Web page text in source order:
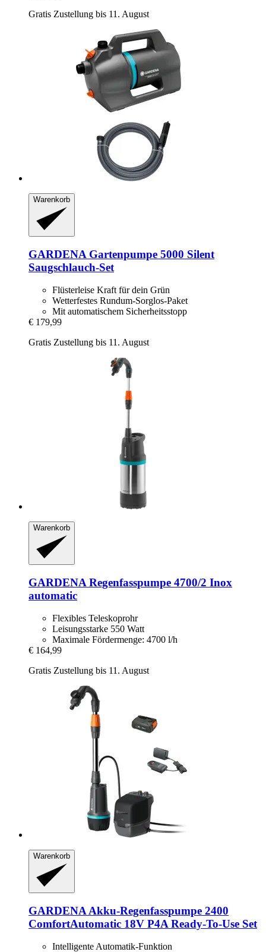
Gratis Zustellung bis 11. August
Warenkorb
GARDENA Gartenpumpe 5000 Silent
Saugschlauch-​Set
Flüsterleise Kraft für dein Grün
Wetterfestes Rundum-Sorglos-Paket
Mit automatischem Sicherheitsstopp
€ 179,99
Gratis Zustellung bis 11. August
Warenkorb
GARDENA Regenfasspumpe 4700/2 Inox
automatic
Flexibles Teleskoprohr
Leisungsstarke 550 Watt
Maximale Fördermenge: 4700 l/h
€ 164,99
Gratis Zustellung bis 11. August
Warenkorb
GARDENA Akku-​Regenfasspumpe 2400
ComfortAutomatic 18V P4A Ready-​To-​Use Set
Intelligente Automatik-Funktion